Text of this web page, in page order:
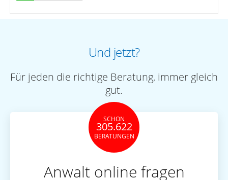
Und jetzt?
Für jeden die richtige Beratung, immer gleich
gut.
SCHON
305.622
BERATUNGEN
Anwalt online fragen